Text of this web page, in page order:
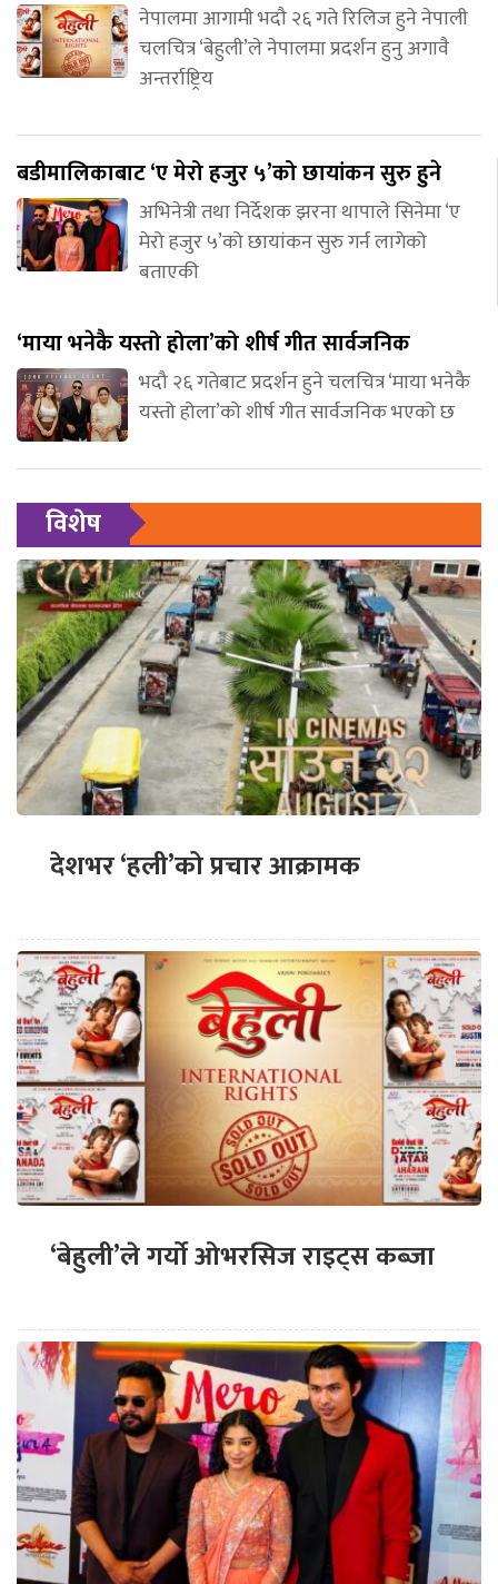
नेपालमा आगामी भदौ २६ गते रिलिज हुने नेपाली
चलचित्र ‘बेहुली’ले नेपालमा प्रदर्शन हुनु अगावै
अन्तर्राष्ट्रिय
बडीमालिकाबाट ‘ए मेरो हजुर ५’को छायांकन सुरु हुने
अभिनेत्री तथा निर्देशक झरना थापाले सिनेमा ‘ए
मेरो हजुर ५’को छायांकन सुरु गर्न लागेको
बताएकी
‘माया भनेकै यस्तो होला’को शीर्ष गीत सार्वजनिक
भदौ २६ गतेबाट प्रदर्शन हुने चलचित्र ‘माया भनेकै
यस्तो होला’को शीर्ष गीत सार्वजनिक भएको छ
विशेष
देशभर ‘हली’को प्रचार आक्रामक
‘बेहुली’ले गर्यो ओभरसिज राइट्स कब्जा